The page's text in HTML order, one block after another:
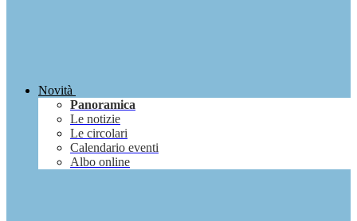
Novità
Panoramica
Le notizie
Le circolari
Calendario eventi
Albo online